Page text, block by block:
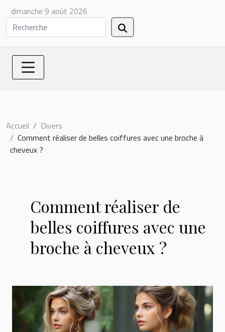
dimanche 9 août 2026
Accueil
Divers
Comment réaliser de belles coiffures avec une broche à
cheveux ?
Comment réaliser de
belles coiffures avec une
broche à cheveux ?